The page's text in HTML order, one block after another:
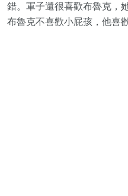
錯。軍子還很喜歡布魯克，
布魯克不喜歡小屁孩，他喜